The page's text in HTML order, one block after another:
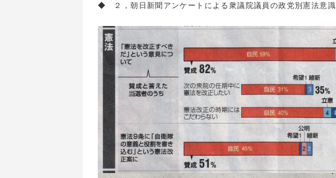
◆ ２，朝日新聞アンケートによる衆議院議員の政党別憲法意識